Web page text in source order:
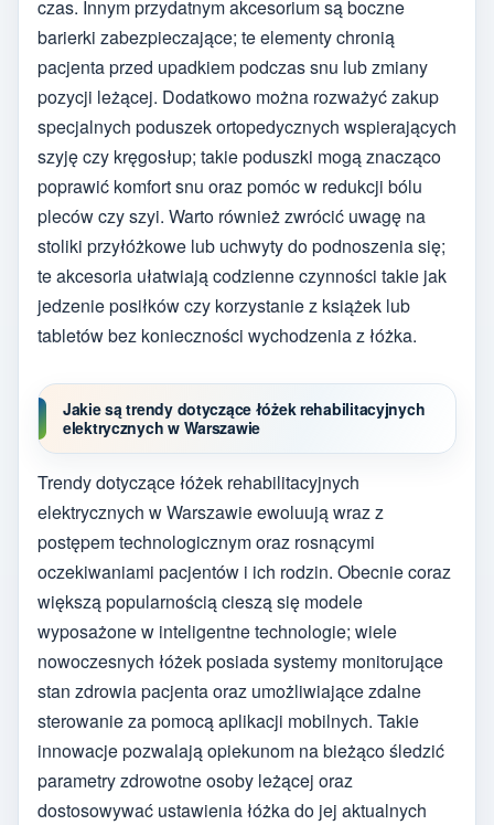
czas. Innym przydatnym akcesorium są boczne
barierki zabezpieczające; te elementy chronią
pacjenta przed upadkiem podczas snu lub zmiany
pozycji leżącej. Dodatkowo można rozważyć zakup
specjalnych poduszek ortopedycznych wspierających
szyję czy kręgosłup; takie poduszki mogą znacząco
poprawić komfort snu oraz pomóc w redukcji bólu
pleców czy szyi. Warto również zwrócić uwagę na
stoliki przyłóżkowe lub uchwyty do podnoszenia się;
te akcesoria ułatwiają codzienne czynności takie jak
jedzenie posiłków czy korzystanie z książek lub
tabletów bez konieczności wychodzenia z łóżka.
Jakie są trendy dotyczące łóżek rehabilitacyjnych
elektrycznych w Warszawie
Trendy dotyczące łóżek rehabilitacyjnych
elektrycznych w Warszawie ewoluują wraz z
postępem technologicznym oraz rosnącymi
oczekiwaniami pacjentów i ich rodzin. Obecnie coraz
większą popularnością cieszą się modele
wyposażone w inteligentne technologie; wiele
nowoczesnych łóżek posiada systemy monitorujące
stan zdrowia pacjenta oraz umożliwiające zdalne
sterowanie za pomocą aplikacji mobilnych. Takie
innowacje pozwalają opiekunom na bieżąco śledzić
parametry zdrowotne osoby leżącej oraz
dostosowywać ustawienia łóżka do jej aktualnych